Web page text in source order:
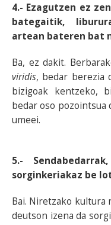
4.- Ezagutzen ez
bategaitik,
artean bateren bat
Ba, ez dakit.
viridis, bedar berezia
bizigoak kentzeko,
bedar oso pozointsua
umeei.
5.-
sorginkeriakaz be
Bai. Niretzako
deutson izena da